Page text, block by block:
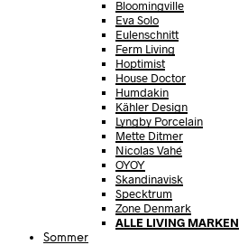
Bloomingville
Eva Solo
Eulenschnitt
Ferm Living
Hoptimist
House Doctor
Humdakin
Kähler Design
Lyngby Porcelain
Mette Ditmer
Nicolas Vahé
OYOY
Skandinavisk
Specktrum
Zone Denmark
ALLE LIVING MARKEN
Sommer